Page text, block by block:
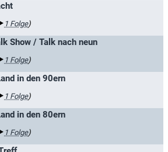
1 Folge)
Show / Talk nach neun
1 Folge)
in den 90ern
1 Folge)
in den 80ern
1 Folge)